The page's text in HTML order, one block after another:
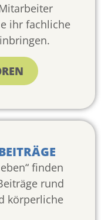
ihr fachliche
finden
rund
körperliche